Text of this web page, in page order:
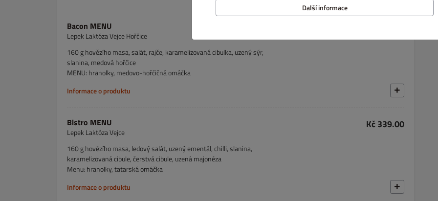
Bacon MENU
Lepek Laktóza Vejce Hořčice
160 g hovězího masa, salát, rajče, karamelizovaná cibulka, uzený sýr,
slanina, medová hořčice
MENU: hranolky, medovo-hořčičná omáčka
Informace o produktu
Bistro MENU
Lepek Laktóza Vejce
Kč 339.00
160 g hovězího masa, ledový salát, uzený ementál, chilli, slanina,
karamelizovaná cibule, čerstvá cibule, uzená majonéza
Menu: hranolky, tatarská omáčka
Informace o produktu
Další informace